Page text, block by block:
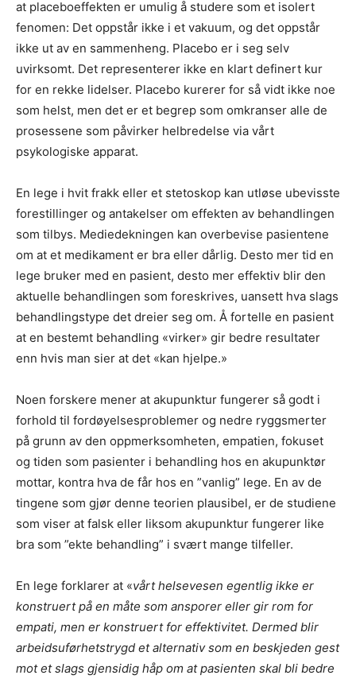
at placeboeffekten er umulig å studere som et isolert
fenomen: Det oppstår ikke i et vakuum, og det oppstår
ikke ut av en sammenheng. Placebo er i seg selv
uvirksomt. Det representerer ikke en klart definert kur
for en rekke lidelser. Placebo kurerer for så vidt ikke noe
som helst, men det er et begrep som omkranser alle de
prosessene som påvirker helbredelse via vårt
psykologiske apparat.
En lege i hvit frakk eller et stetoskop kan utløse ubevisste
forestillinger og antakelser om effekten av behandlingen
som tilbys. Mediedekningen kan overbevise pasientene
om at et medikament er bra eller dårlig. Desto mer tid en
lege bruker med en pasient, desto mer effektiv blir den
aktuelle behandlingen som foreskrives, uansett hva slags
behandlingstype det dreier seg om. Å fortelle en pasient
at en bestemt behandling «virker» gir bedre resultater
enn hvis man sier at det «kan hjelpe.»
Noen forskere mener at akupunktur fungerer så godt i
forhold til fordøyelsesproblemer og nedre ryggsmerter
på grunn av den oppmerksomheten, empatien, fokuset
og tiden som pasienter i behandling hos en akupunktør
mottar, kontra hva de får hos en ”vanlig” lege. En av de
tingene som gjør denne teorien plausibel, er de studiene
som viser at falsk eller liksom akupunktur fungerer like
bra som ”ekte behandling” i svært mange tilfeller.
En lege forklarer at «vårt helsevesen egentlig ikke er
konstruert på en måte som ansporer eller gir rom for
empati, men er konstruert for effektivitet. Dermed blir
arbeidsuførhetstrygd et alternativ som en beskjeden gest
mot et slags gjensidig håp om at pasienten skal bli bedre